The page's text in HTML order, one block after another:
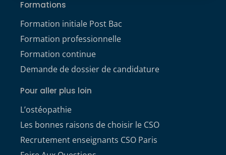
Formations
Formation initiale Post Bac
Formation professionnelle
Formation continue
Demande de dossier de candidature
Pour aller plus loin
L’ostéopathie
Les bonnes raisons de choisir le CSO
Recrutement enseignants CSO Paris